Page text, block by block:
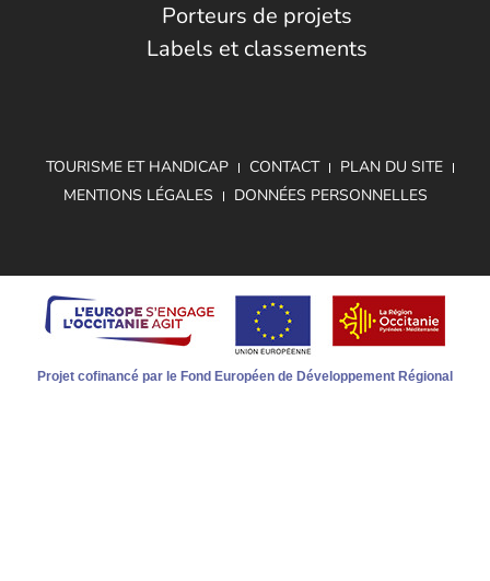
Porteurs de projets
Labels et classements
TOURISME ET HANDICAP CONTACT
PLAN DU SITE
MENTIONS LÉGALES
DONNÉES PERSONNELLES
Projet cofinancé par le Fond Européen de Développement Régional